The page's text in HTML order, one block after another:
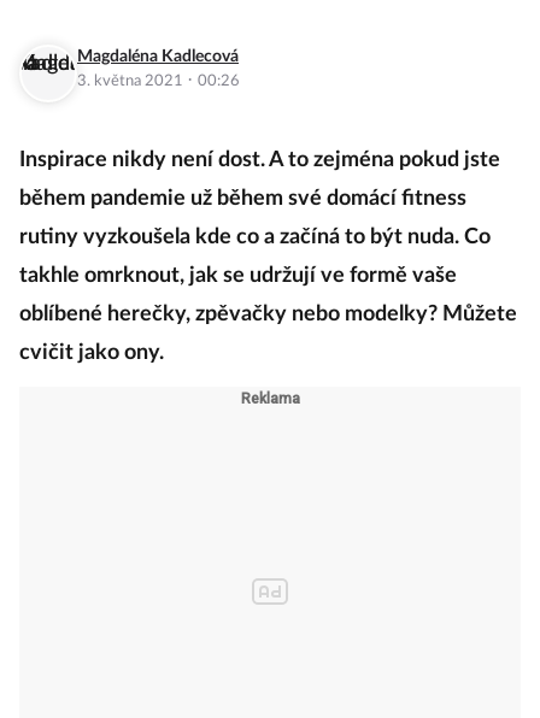
Magdaléna Kadlecová
3. května 2021 · 00:26
Inspirace nikdy není dost. A to zejména pokud jste
během pandemie už během své domácí fitness
rutiny vyzkoušela kde co a začíná to být nuda. Co
takhle omrknout, jak se udržují ve formě vaše
oblíbené herečky, zpěvačky nebo modelky? Můžete
cvičit jako ony.